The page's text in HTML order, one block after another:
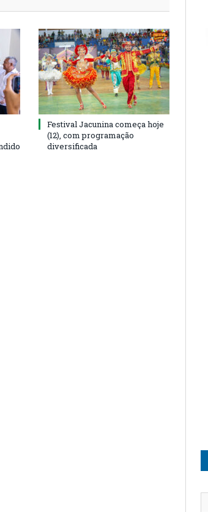
Festival Jacunina começa hoje
(12), com programação
diversificada